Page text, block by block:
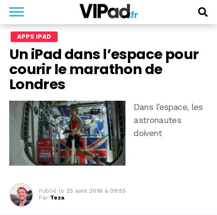
APPS IPAD
Un iPad dans l’espace pour
courir le marathon de
Londres
Dans l’espace, les
astronautes
doivent
Publié le 25 avril 2016 à 09:55
Par Teza